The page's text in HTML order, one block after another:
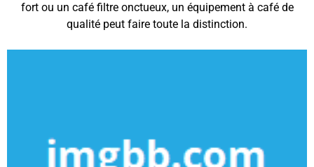
fort ou un café filtre onctueux, un équipement à café de
qualité peut faire toute la distinction.